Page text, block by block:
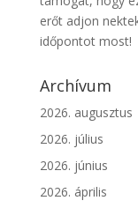
erőt adjon
időpontot most!
Archívum
2026. augusztus
2026. július
2026. június
2026. április